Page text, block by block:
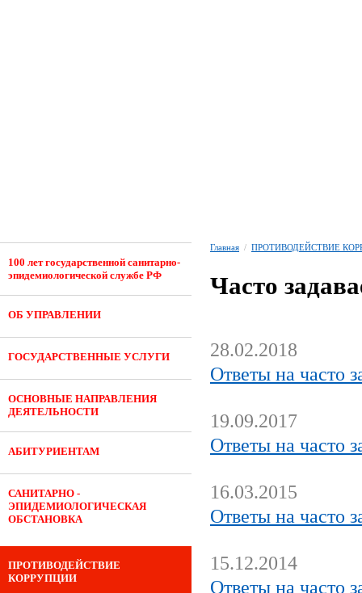
100 лет государственной санитарно-
эпидемиологической службе РФ
ОБ УПРАВЛЕНИИ
ГОСУДАРСТВЕННЫЕ УСЛУГИ
ОСНОВНЫЕ НАПРАВЛЕНИЯ
ДЕЯТЕЛЬНОСТИ
АБИТУРИЕНТАМ
САНИТАРНО -
ЭПИДЕМИОЛОГИЧЕСКАЯ
ОБСТАНОВКА
ПРОТИВОДЕЙСТВИЕ
КОРРУПЦИИ
Главная / ПРОТИВОДЕЙСТВИЕ
Часто
28.02.2018
Ответы на часто
19.09.2017
Ответы на часто
16.03.2015
Ответы на часто
15.12.2014
Ответы на часто